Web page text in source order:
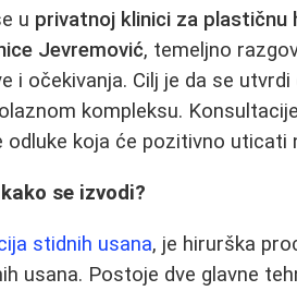
u privatnoj klinici za plastičnu
Jevremović, temeljno
i očekivanja. Cilj je da se
kompleksu.
odluke koja će pozitivno uticati
se izvodi?
stidnih usana, je hirurška
usana. Postoje dve glavne